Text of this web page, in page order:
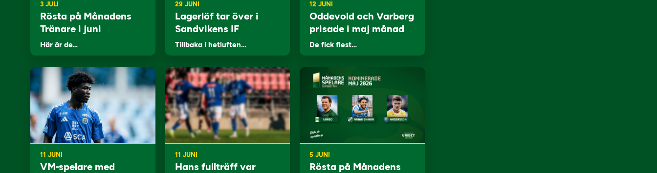
3 JULI
Rösta på Månadens
Tränare i juni
Här är de…
29 JUNI
Lagerlöf tar över i
Sandvikens IF
Tillbaka i hetluften…
12 JUNI
Oddevold och Varberg
prisade i maj månad
De fick flest…
11 JUNI
VM-spelare med
11 JUNI
Hans fullträff var
5 JUNI
Rösta på Månadens